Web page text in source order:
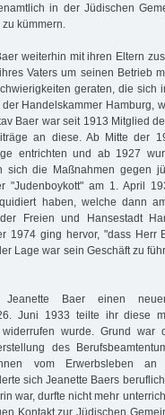
in der Jüdischen
kümmern.
weiterhin mit ihren Eltern
Vaters um seinen Betrieb
geraten, die sich
Handelskammer Hamburg,
Baer war seit 1913 Mitglied
an diese. Ab Mitte der
entrichten und ab 1927
sich die Maßnahmen gegen
"Judenboykott" am 1. April
haben, welche dann
Freien und Hansestadt
1974 ging hervor, "dass Herr
Lage war sein Geschäft zu
Baer einen
26. Juni 1933 teilte ihr diese
widerrufen wurde. Grund
des
vom Erwerbsleben an
sich Jeanette Baers
war, durfte nicht mehr
Kontakt zur Jüdischen